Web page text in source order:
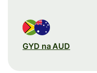
GYD na AUD